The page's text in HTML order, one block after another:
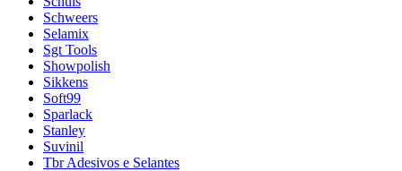
Schweers
Selamix
Sgt Tools
Showpolish
Sikkens
Soft99
Sparlack
Stanley
Suvinil
Tbr Adesivos e Selantes